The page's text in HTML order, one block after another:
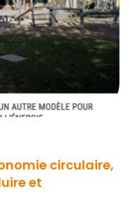
circulaire,
et